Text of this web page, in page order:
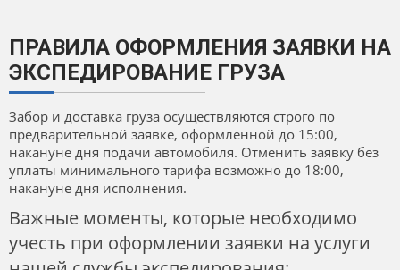
ПРАВИЛА ОФОРМЛЕНИЯ ЗАЯВКИ НА
ЭКСПЕДИРОВАНИЕ ГРУЗА
Забор и доставка груза осуществляются строго по
предварительной заявке, оформленной до 15:00,
накануне дня подачи автомобиля. Отменить заявку без
уплаты минимального тарифа возможно до 18:00,
накануне дня исполнения.
Важные моменты, которые необходимо
учесть при оформлении заявки на услуги